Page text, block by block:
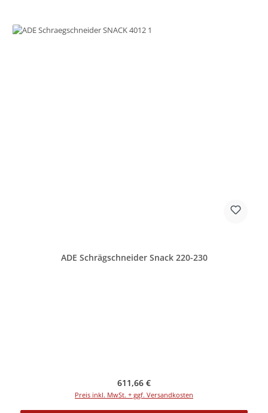
ADE Schrägschneider Snack 220-230
Regulärer Preis:
611,66 €
Preis inkl. MwSt. + ggf. Versandkosten